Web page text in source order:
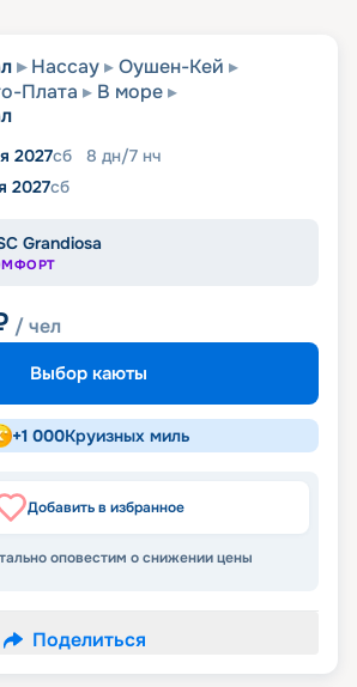
Нассау
Оушен-Кей
Плата
В море
2027сб 8 дн/7 нч
2027сб
Grandiosa
/ чел
Выбор каюты
+1 000Круизных миль
Добавить в избранное
оповестим о снижении цены
Поделиться